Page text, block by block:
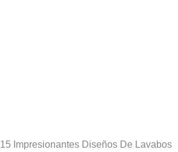
15 Impresionantes Diseños De Lavabos